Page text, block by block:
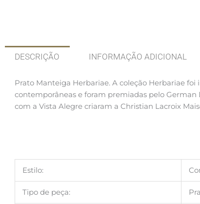
DESCRIÇÃO INFORMAÇÃO ADICIONAL
Prato Manteiga Herbariae. A coleção Herbariae foi
contemporâneas e foram premiadas pelo
com a Vista Alegre criaram a Christian Lacroix
Estilo:
Tipo de peça: